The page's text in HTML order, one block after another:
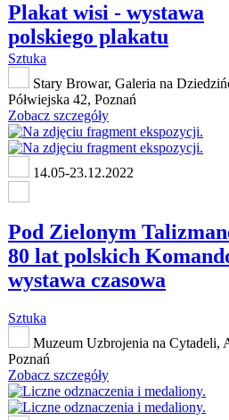
Plakat wisi - wystawa
polskiego plakatu
Sztuka
Stary Browar, Galeria na
Półwiejska 42, Poznań
Zobacz szczegóły
14.05-23.12.2022
Pod Zielonym
80 lat polskich
wystawa czasowa
Sztuka
Muzeum Uzbrojenia na Cytadeli,
Poznań
Zobacz szczegóły